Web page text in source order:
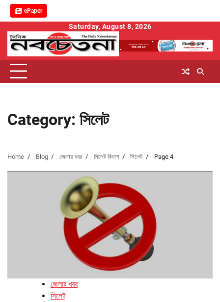
ePaper
content
Saturday, August 8, 2026
Category: সিলেট
Home Blog জেলার খবর সিলেট বিভাগ সিলেট Page 4
জেলার খবর
সিলেট